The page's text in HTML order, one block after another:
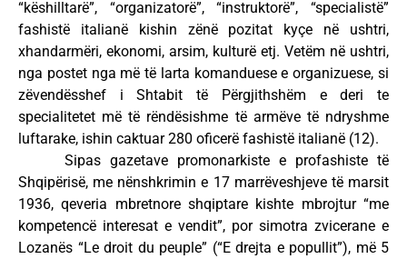
“këshilltarë”, “organizatorë”, “instruktorë”, “specialistë”
fashistë italianë kishin zënë pozitat kyçe në ushtri,
xhandarmëri, ekonomi, arsim, kulturë etj. Vetëm në ushtri,
nga postet nga më të larta komanduese e organizuese, si
zëvendësshef i Shtabit të Përgjithshëm e deri te
specialitetet më të rëndësishme të armëve të ndryshme
luftarake, ishin caktuar 280 oficerë fashistë italianë (12).
Sipas gazetave promonarkiste e profashiste të
Shqipërisë, me nënshkrimin e 17 marrëveshjeve të marsit
1936, qeveria mbretnore shqiptare kishte mbrojtur “me
kompetencë interesat e vendit”, por simotra zvicerane e
Lozanës “Le droit du peuple” (“E drejta e popullit”), më 5